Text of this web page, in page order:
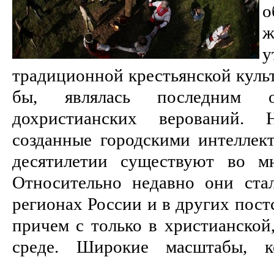
традиционной крестьянской
бы, являлась последним
дохристианских верований.
созданные городскими
десятилетии существуют во
Относительно недавно они
регионах России и в других
причем с только в
среде. Широкие масштабы,